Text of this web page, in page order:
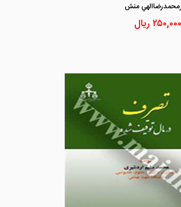
منش
۲۵۰,۰۰۰ریال